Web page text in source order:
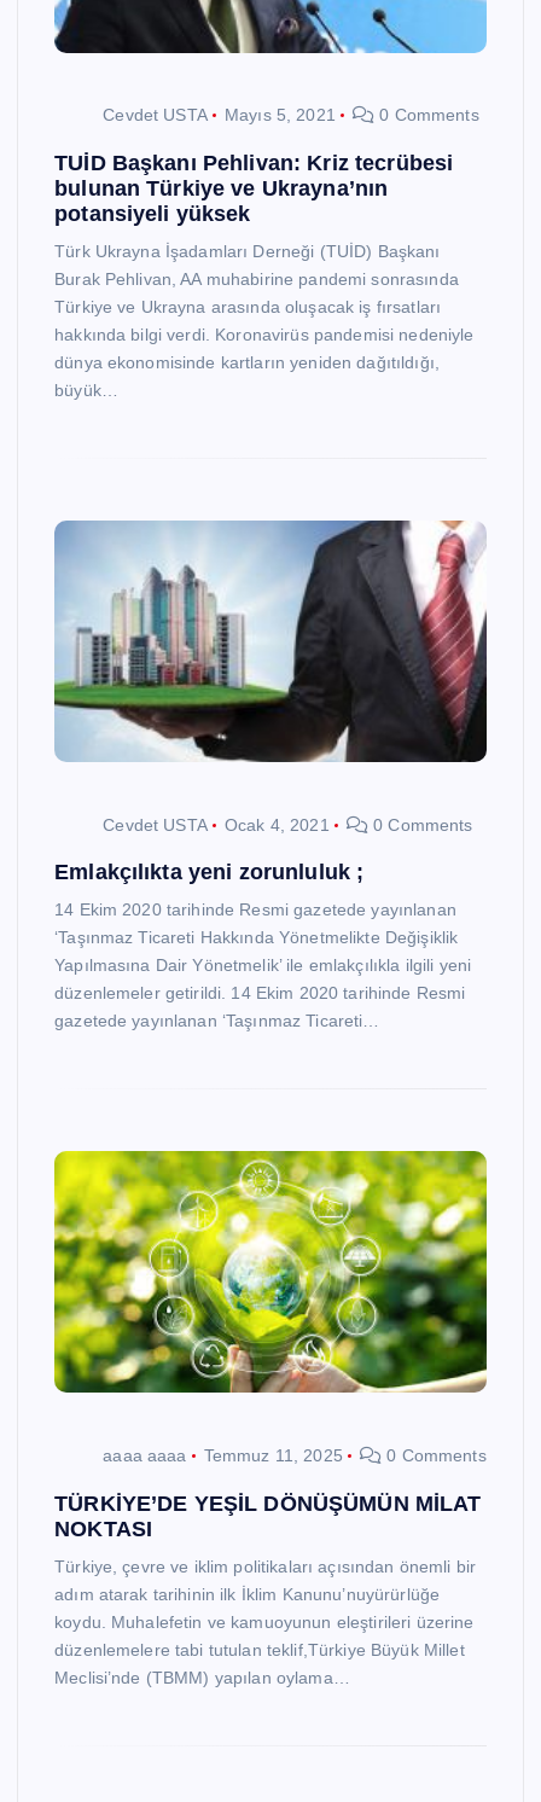
Cevdet USTA Mayıs 5, 2021 0 Comments
TUİD Başkanı Pehlivan: Kriz tecrübesi
bulunan Türkiye ve Ukrayna’nın
potansiyeli yüksek
Türk Ukrayna İşadamları Derneği (TUİD) Başkanı
Burak Pehlivan, AA muhabirine pandemi sonrasında
Türkiye ve Ukrayna arasında oluşacak iş fırsatları
hakkında bilgi verdi. Koronavirüs pandemisi nedeniyle
dünya ekonomisinde kartların yeniden dağıtıldığı,
büyük…
Cevdet USTA Ocak 4, 2021 0 Comments
Emlakçılıkta yeni zorunluluk ;
14 Ekim 2020 tarihinde Resmi gazetede yayınlanan
‘Taşınmaz Ticareti Hakkında Yönetmelikte Değişiklik
Yapılmasına Dair Yönetmelik’ ile emlakçılıkla ilgili yeni
düzenlemeler getirildi. 14 Ekim 2020 tarihinde Resmi
gazetede yayınlanan ‘Taşınmaz Ticareti…
aaaa aaaa Temmuz 11, 2025 0 Comments
TÜRKİYE’DE YEŞİL DÖNÜŞÜMÜN MİLAT
NOKTASI
Türkiye, çevre ve iklim politikaları açısından önemli bir
adım atarak tarihinin ilk İklim Kanunu’nuyürürlüğe
koydu. Muhalefetin ve kamuoyunun eleştirileri üzerine
düzenlemelere tabi tutulan teklif,Türkiye Büyük Millet
Meclisi’nde (TBMM) yapılan oylama…